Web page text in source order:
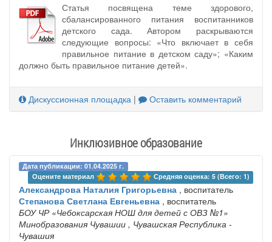
Статья посвящена теме здорового,
сбалансированного питания воспитанников
детского сада. Автором раскрываются
следующие вопросы: «Что включает в себя
правильное питание в детском саду»; «Каким
должно быть правильное питание детей».
Дискуссионная площадка | Оставить комментарий
Инклюзивное образование
Дата публикации: 01.04.2025 г.
Оцените материал
Средняя оценка: 5 (Всего: 1)
Александрова Наталия Григорьевна , воспитатель
Степанова Светлана Евгеньевна , воспитатель
БОУ ЧР «Чебоксарская НОШ для детей с ОВЗ №1»
Минобразования Чувашии , Чувашская Республика -
Чувашия